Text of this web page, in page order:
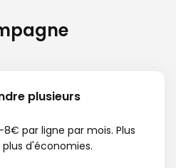
plusieurs
8€ par ligne par mois. Plus
d'économies.